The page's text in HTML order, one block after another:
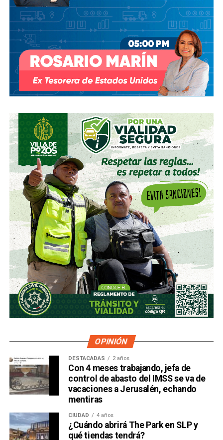
OPINIÓN
DESTACADAS 2 años
Con 4 meses trabajando, jefa de
control de abasto del IMSS se va de
vacaciones a Jerusalén, echando
mentiras
CIUDAD 4 años
¿Cuándo abrirá The Park en SLP y
qué tiendas tendrá?